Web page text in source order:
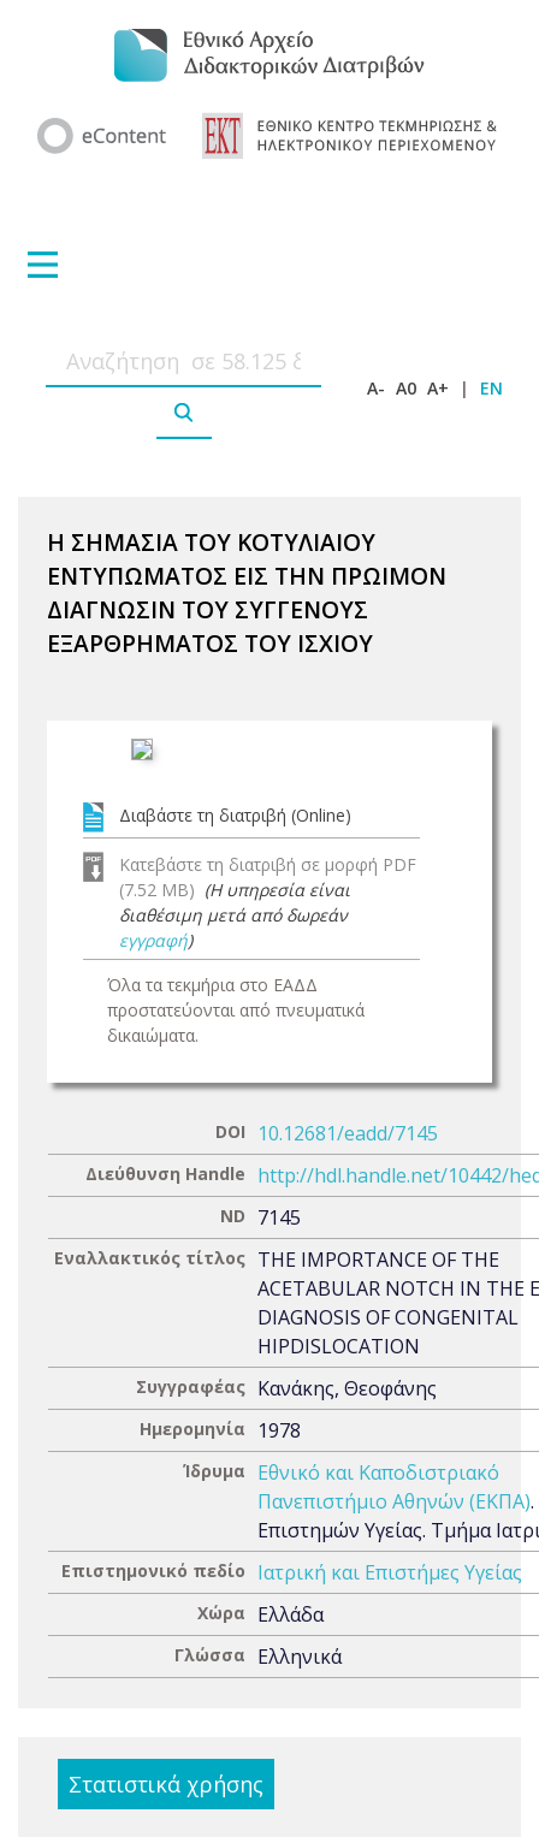
A- A0 A+ | EN
Η ΣΗΜΑΣΙΑ ΤΟΥ ΚΟΤΥΛΙΑΙΟΥ
ΕΝΤΥΠΩΜΑΤΟΣ ΕΙΣ ΤΗΝ ΠΡΩΙΜΟΝ
ΔΙΑΓΝΩΣΙΝ ΤΟΥ ΣΥΓΓΕΝΟΥΣ
ΕΞΑΡΘΡΗΜΑΤΟΣ ΤΟΥ ΙΣΧΙΟΥ
Διαβάστε τη διατριβή (Online)
Κατεβάστε τη διατριβή σε μορφή PDF
(7.52 MB) (Η υπηρεσία είναι
διαθέσιμη μετά από δωρεάν
εγγραφή)
Όλα τα τεκμήρια στο ΕΑΔΔ
προστατεύονται από πνευματικά
δικαιώματα.
DOI 10.12681/eadd/7145
Διεύθυνση Handle http://hdl.handle.net/10442/
ND 7145
Εναλλακτικός τίτλος THE IMPORTANCE OF THE
ACETABULAR NOTCH IN THE
DIAGNOSIS OF CONGENITAL
HIPDISLOCATION
Συγγραφέας Κανάκης, Θεοφάνης
Ημερομηνία 1978
Ίδρυμα
Εθνικό και Καποδιστριακό
Πανεπιστήμιο Αθηνών (ΕΚΠΑ)
Επιστημών Υγείας. Τμήμα
Επιστημονικό πεδίο Ιατρική και Επιστήμες Υγείας
Χώρα Ελλάδα
Γλώσσα Ελληνικά
Στατιστικά χρήσης